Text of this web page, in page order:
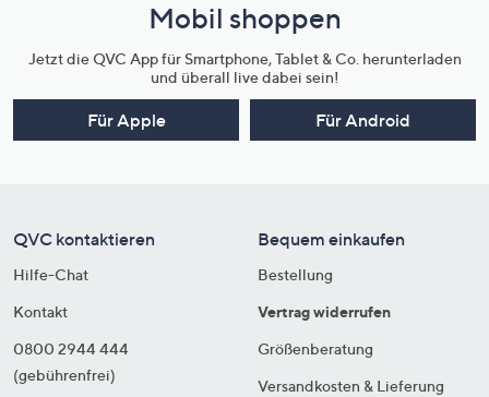
Mobil shoppen
Jetzt die QVC App für Smartphone, Tablet & Co. herunterladen
und überall live dabei sein!
Für Apple Für Android
QVC kontaktieren
Hilfe-Chat
Kontakt
0800 2944 444
(gebührenfrei)
Bequem einkaufen
Bestellung
Vertrag widerrufen
Größenberatung
Versandkosten & Lieferung